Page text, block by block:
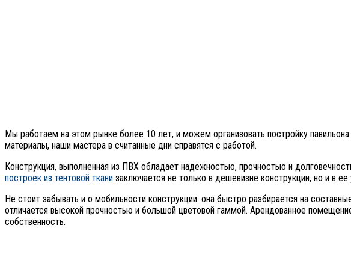
Мы работаем на этом рынке более 10 лет, и можем организовать постройку
материалы, наши мастера в считанные дни справятся с работой.
Конструкция, выполненная из ПВХ обладает надежностью, прочностью и
построек из тентовой ткани заключается не только в дешевизне конструкции, но и в
Не стоит забывать и о мобильности конструкции: она быстро разбирается на
отличается высокой прочностью и большой цветовой гаммой. Арендованное
собственность.